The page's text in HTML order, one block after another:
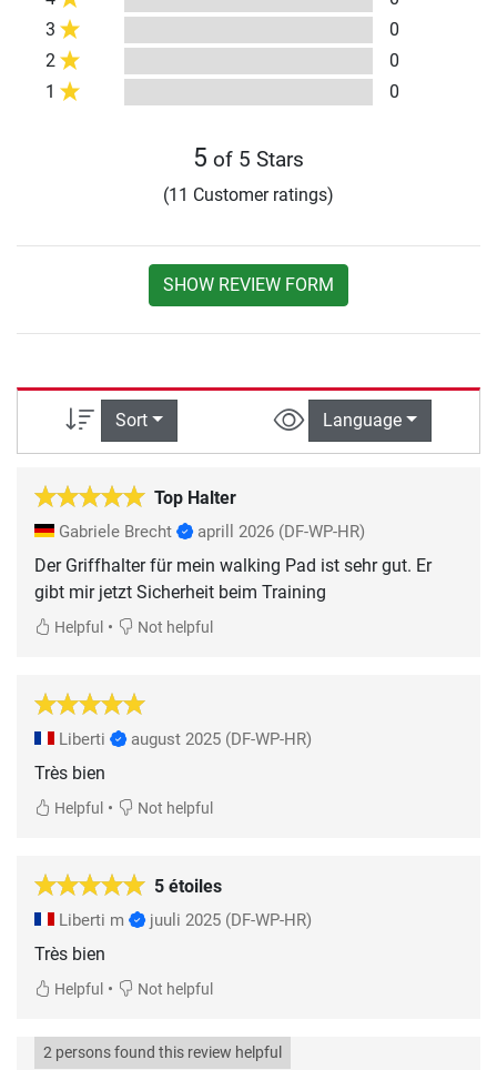
3
0
2
0
1
0
5 of 5 Stars
(11 Customer ratings)
SHOW REVIEW FORM
Sort Language
Top Halter
Gabriele Brecht aprill 2026 (DF-WP-HR)
Der Griffhalter für mein walking Pad ist sehr gut. Er
gibt mir jetzt Sicherheit beim Training
Helpful • Not helpful
Liberti august 2025 (DF-WP-HR)
Très bien
Helpful • Not helpful
5 étoiles
Liberti m juuli 2025 (DF-WP-HR)
Très bien
Helpful • Not helpful
2 persons found this review helpful